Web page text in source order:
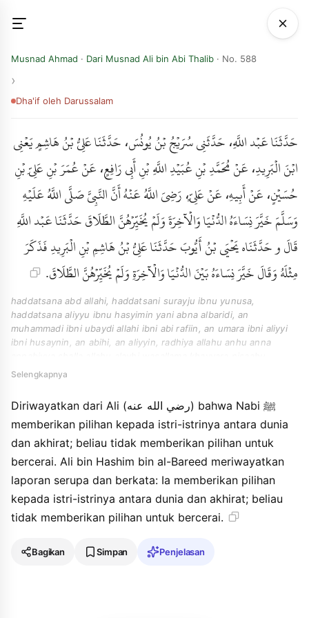
Musnad Ahmad · Dari Musnad Ali bin Abi Thalib · No. 588
Dha'if oleh Darussalam
حَدَّثَنَا عَبْد اللَّهِ، حَدَّثَنِي سُرَيْجُ بْنُ يُونُسَ، حَدَّثَنَا عَلِيُّ بْنُ هَاشِمٍ يَعْنِي
ابْنَ الْبَرِيدِ، عَنْ مُحَمَّدِ بْنِ عُبَيْدِ اللَّهِ بْنِ أَبِي رَافِعٍ، عَنْ عُمَرَ بْنِ عَلِيِّ بْنِ
حُسَيْنٍ، عَنْ أَبِيهِ، عَنْ عَلِيٍّ، رَضِيَ اللَّهُ عَنْهُ أَنَّ النَّبِيَّ صَلَّى اللَّهُ عَلَيْهِ
وَسَلَّمَ خَيَّرَ نِسَاءَهُ الدُّنْيَا وَالْآخِرَةَ وَلَمْ يُخَيِّرْهُنَّ الطَّلَاقَ حَدَّثَنَا عَبْد اللَّهِ
قَالَ و حَدَّثَنَاه يَحْيَى بْنُ أَيُّوبَ حَدَّثَنَا عَلِيُّ بْنُ هَاشِمِ بْنِ الْبَرِيدِ فَذَكَرَ
مِثْلَهُ وَقَالَ خَيَّرَ نِسَاءَهُ بَيْنَ الدُّنْيَا وَالْآخِرَةِ وَلَمْ يُخَيِّرْهُنَّ الطَّلَاقَ.
haddatsana abd allahi, haddatsani surayju ibnu yunusa,
haddatsana aliyyu ibnu hasyimin yani abna albaridi, an
muhammadi ibni ubaydi allahi ibni abi rafiin, an umara ibni aliyyi
ibni husaynin, an abihi, an aliyyin, radhiya allahu anhu anna
addunya waalakhiraha walam yukhayyirhunna atthalaqa
waqala khayyara nisaahu bayna addunya waalakhirahi walam
yukhayyirhunna atthalaqa.
Selengkapnya
Diriwayatkan dari Ali (رضي الله عنه) bahwa Nabi ﷺ
memberikan pilihan kepada istri-istrinya antara dunia
dan akhirat; beliau tidak memberikan pilihan untuk
bercerai. Ali bin Hashim bin al-Bareed meriwayatkan
laporan serupa dan berkata: Ia memberikan pilihan
kepada istri-istrinya antara dunia dan akhirat; beliau
tidak memberikan pilihan untuk bercerai.
Bagikan Simpan Penjelasan